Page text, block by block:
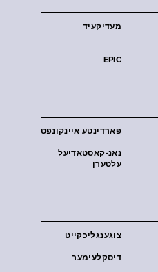
מעדיקעיד
EPIC
פארדינטע איינקונפט
נאנ-קאסטאדיעל
עלטערן
צוגענגליכקייט
דיסקלעימער